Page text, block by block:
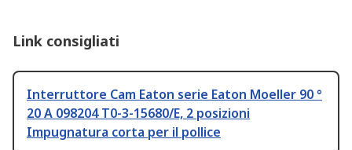
Link consigliati
Interruttore Cam Eaton serie Eaton Moeller 90 °
20 A 098204 T0-3-15680/E, 2 posizioni
Impugnatura corta per il pollice